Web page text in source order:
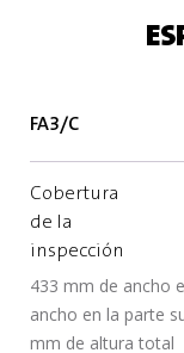
FA3/C
Cobertura
de la
inspección
433 mm de ancho
ancho en la parte
mm de altura total